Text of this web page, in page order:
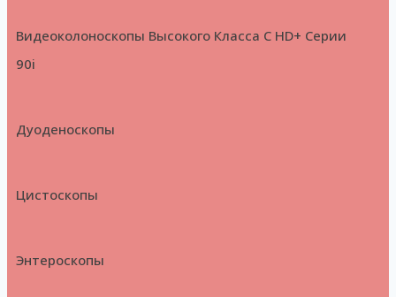
Видеоколоноскопы Высокого Класса С HD+ Серии
90i
Дуоденоскопы
Цистоскопы
Энтероскопы